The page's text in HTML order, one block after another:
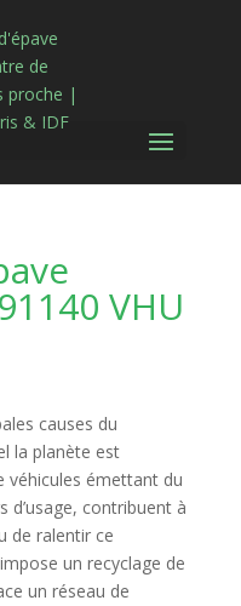
VHU
causes du
la planète est
véhicules émettant du
d’usage, contribuent à
de ralentir ce
un recyclage de
un réseau de